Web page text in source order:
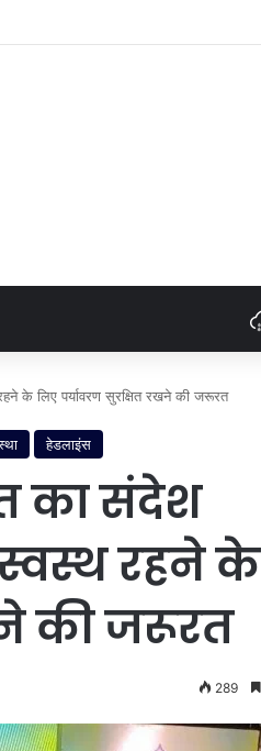
जरिए विधायी विभाग ने पेश की मिसाल
के लिए पर्यावरण सुरक्षित रखने की जरूरत
हेडलाइंस
का संदेश
रहने के
की जरूरत
289